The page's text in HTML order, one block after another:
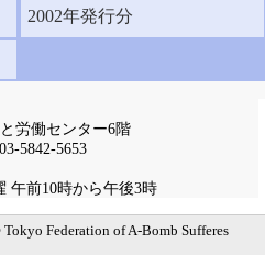
労働センター6階
5842-5653
午前10時から午後3時
2002年発行分
へ Federation of A-Bomb Sufferes